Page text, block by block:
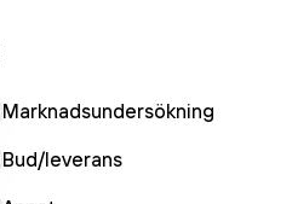
Marknadsundersökning
Bud/leverans